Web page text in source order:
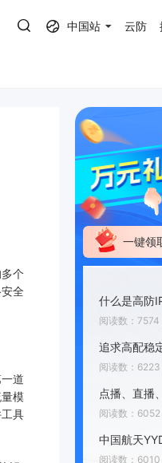
 中国站 云防
个
全
道
模
具
一键领
什么是高防
阅读数：
阅读数：
阅读数：
阅读数：